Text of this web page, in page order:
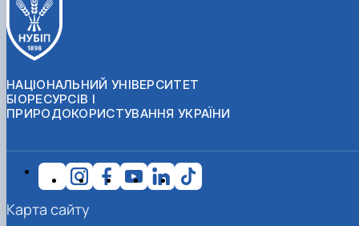
НАЦІОНАЛЬНИЙ УНІВЕРСИТЕТ
БІОРЕСУРСІВ І
ПРИРОДОКОРИСТУВАННЯ УКРАЇНИ
Карта сайту